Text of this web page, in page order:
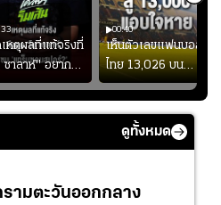
เหตุผลที่แท้จริงที่
ซาลาห์" อยาก
ซบ "แทร็บซอนส
"
00:40
เห็นตัวเลขแฟนบอล
ไทย 13,026 บน
สกอร์บอร์ดแล้วแอบ
ใจหาย น้อยกว่านัดที่
แล้วเจอมาเลเซียตั้ง
ดูทั้งหมด
รามตะวันออกกลาง